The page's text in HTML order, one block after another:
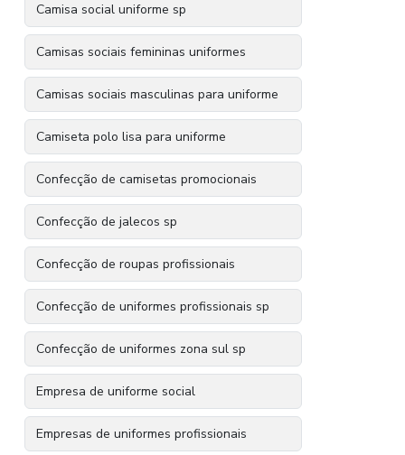
Camisa social uniforme sp
Camisas sociais femininas uniformes
Camisas sociais masculinas para uniforme
Camiseta polo lisa para uniforme
Confecção de camisetas promocionais
Confecção de jalecos sp
Confecção de roupas profissionais
Confecção de uniformes profissionais sp
Confecção de uniformes zona sul sp
Empresa de uniforme social
Empresas de uniformes profissionais